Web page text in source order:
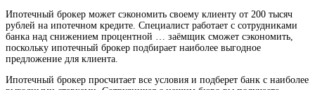
Ипотечный брокер может сэкономить своему клиенту от 200 тысяч
рублей на ипотечном кредите. Специалист работает с сотрудниками
банка над снижением процентной … заёмщик сможет сэкономить,
поскольку ипотечный брокер подбирает наиболее выгодное
предложение для клиента.
Ипотечный брокер просчитает все условия и подберет банк с наиболее